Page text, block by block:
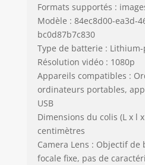
Formats supportés :
Modèle : 84ec8d00-ea3d-
bc0d87b7c830
Type de batterie :
Résolution vidéo : 1080p
Appareils compatibles :
ordinateurs portables,
USB
Dimensions du colis (L x l
centimètres
Camera Lens : Objectif de
focale fixe, pas de